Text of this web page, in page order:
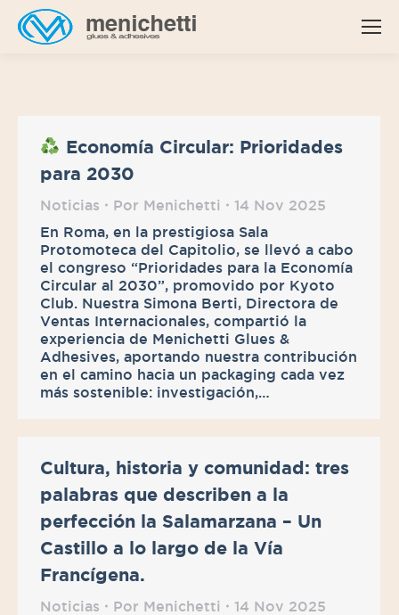
Economía Circular: Prioridades
para 2030
Noticias Por Menichetti
14 Nov 2025
En Roma, en la prestigiosa Sala
Protomoteca del Capitolio, se llevó a cabo
el congreso “Prioridades para la Economía
Circular al 2030”, promovido por Kyoto
Club. Nuestra Simona Berti, Directora de
Ventas Internacionales, compartió la
experiencia de Menichetti Glues &
Adhesives, aportando nuestra contribución
en el camino hacia un packaging cada vez
más sostenible: investigación,…
Cultura, historia y comunidad: tres
palabras que describen a la
perfección la Salamarzana – Un
Castillo a lo largo de la Vía
Francígena.
Noticias Por Menichetti
14 Nov 2025